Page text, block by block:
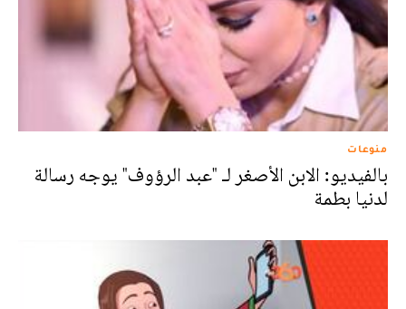
منوعات
بالفيديو: الابن الأصغر لـ "عبد الرؤوف" يوجه رسالة
لدنيا بطمة